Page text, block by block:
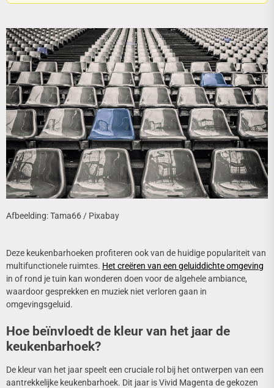
Afbeelding: Tama66 / Pixabay
Deze keukenbarhoeken profiteren ook van de huidige populariteit van
multifunctionele ruimtes. Het creëren van een geluiddichte omgeving
in of rond je tuin kan wonderen doen voor de algehele ambiance,
waardoor gesprekken en muziek niet verloren gaan in
omgevingsgeluid.
Hoe beïnvloedt de kleur van het jaar de
keukenbarhoek?
De kleur van het jaar speelt een cruciale rol bij het ontwerpen van een
aantrekkelijke keukenbarhoek. Dit jaar is Vivid Magenta de gekozen